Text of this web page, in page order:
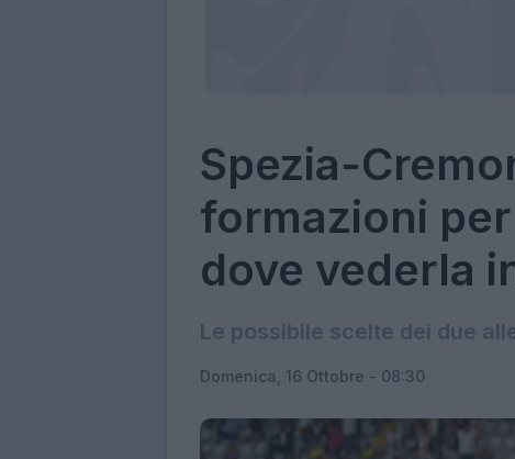
Spezia-
formazioni
dove vederla
Le possibile scelte dei due
Domenica, 16 Ottobre - 08:30